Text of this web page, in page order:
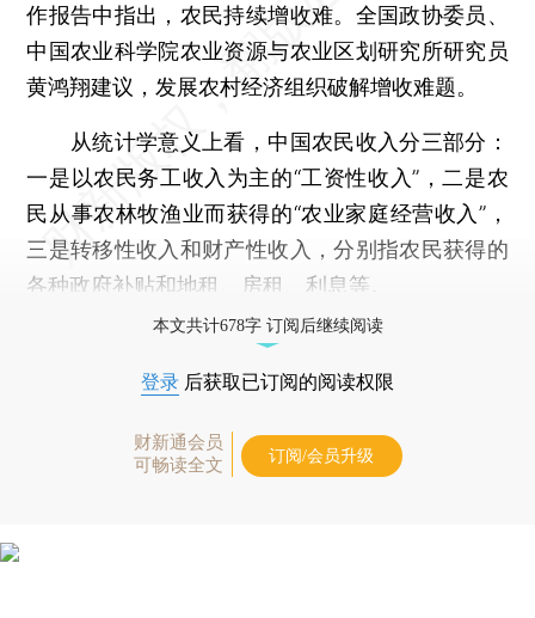
作报告中指出，农民持续增收难。全国政协委员、
中国农业科学院农业资源与农业区划研究所研究员
黄鸿翔建议，发展农村经济组织破解增收难题。
从统计学意义上看，中国农民收入分三部分：
一是以农民务工收入为主的“工资性收入”，二是农
民从事农林牧渔业而获得的“农业家庭经营收入”，
三是转移性收入和财产性收入，分别指农民获得的
各种政府补贴和地租、房租、利息等。
本文共计678字 订阅后继续阅读
登录 后获取已订阅的阅读权限
财新通会员
可畅读全文
订阅/会员升级